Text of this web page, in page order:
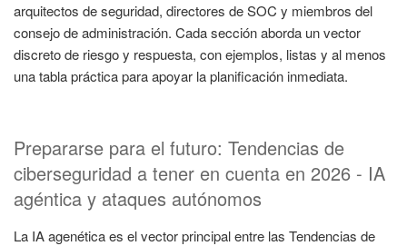
arquitectos de seguridad, directores de SOC y miembros del
consejo de administración. Cada sección aborda un vector
discreto de riesgo y respuesta, con ejemplos, listas y al menos
una tabla práctica para apoyar la planificación inmediata.
Prepararse para el futuro: Tendencias de
ciberseguridad a tener en cuenta en 2026 - IA
agéntica y ataques autónomos
La IA agenética es el vector principal entre las Tendencias de